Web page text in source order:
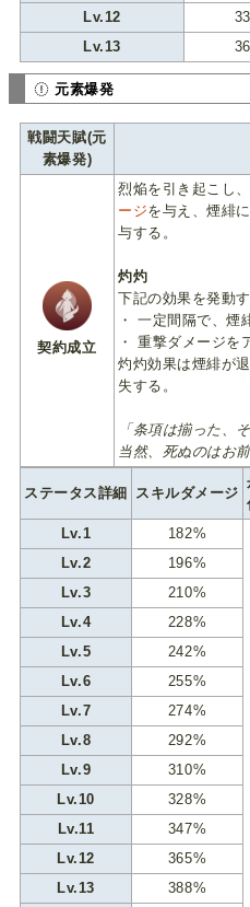
Lv.12
Lv.13
元素爆発
戦闘天賦(元
素爆発)
契約成立
烈焔を引き起こし
ージを与え、煙緋
与する。
灼灼
下記の効果を発動す
・ 一定間隔で、煙
・ 重撃ダメージを
灼灼効果は煙緋が
失する。
「条項は揃った、
当然、死ぬのはお
ステータス詳細 スキルダメージ
Lv.1 182%
Lv.2 196%
Lv.3
210%
Lv.4
228%
Lv.5
242%
Lv.6
255%
Lv.7
274%
Lv.8
292%
Lv.9
310%
Lv.10
328%
Lv.11
347%
Lv.12
365%
Lv.13
388%